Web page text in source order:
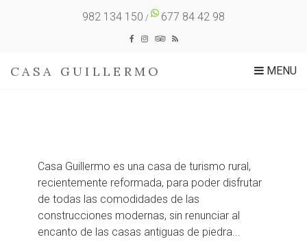
982 134 150 / 677 84 42 98
CASA GUILLERMO MENU
Casa Guillermo es una casa de turismo rural,
recientemente reformada, para poder disfrutar
de todas las comodidades de las
construcciones modernas, sin renunciar al
encanto de las casas antiguas de piedra...